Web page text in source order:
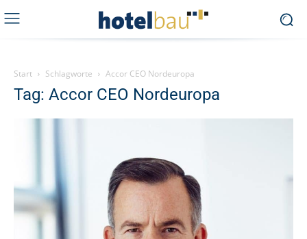
Start Schlagworte Accor CEO Nordeuropa
Tag: Accor CEO Nordeuropa